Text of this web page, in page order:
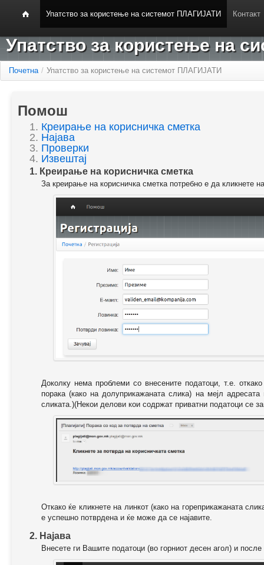
Упатство за користење на системот ПЛАГИЈАТИ Контакт
Упатство за користење на
Почетна / Упатство за користење на системот ПЛАГИЈАТИ
Помош
1. Креирање на корисничка сметка
2. Најава
3. Проверки
4. Извештај
1. Креирање на корисничка сметка
За креирање на корисничка сметка потребно е да кликнете
Доколку нема проблеми со внесените податоци, т.е.
порака (како на долуприкажаната слика) на мејл
сликата.)(Некои делови кои содржат приватни податоци се
Откако ќе кликнете на линкот (како на гореприкажаната
е успешно потврдена и ќе може да се најавите.
2. Најава
Внесете ги Вашите податоци (во горниот десен агол) и